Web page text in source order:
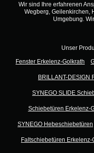
Wir sind Ihre erfahrenen
Wegberg, Geilenkirchen,
Umgebung.
Unser
Fenster Erkelenz-Golkrath
BRILLANT-DESIGN
SYNEGO SLIDE
Schiebetüren Erkelenz-
SYNEGO Hebeschiebetüren
Faltschiebetüren Erkelenz-